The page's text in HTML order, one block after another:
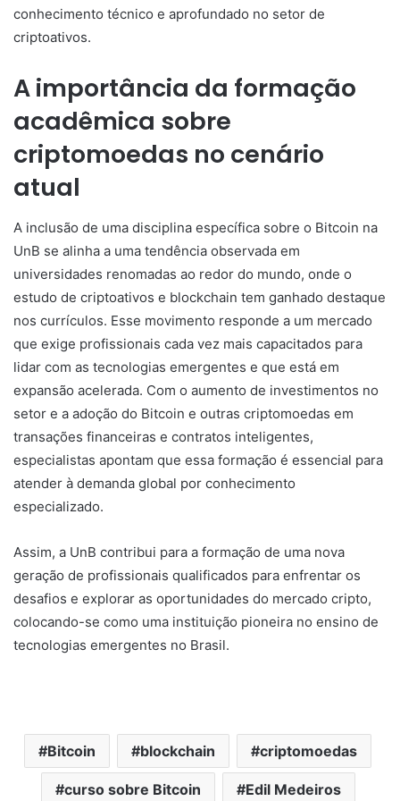
conhecimento técnico e aprofundado no setor de
criptoativos.
A importância da formação
acadêmica sobre
criptomoedas no cenário
atual
A inclusão de uma disciplina específica sobre o Bitcoin na
UnB se alinha a uma tendência observada em
universidades renomadas ao redor do mundo, onde o
estudo de criptoativos e blockchain tem ganhado destaque
nos currículos. Esse movimento responde a um mercado
que exige profissionais cada vez mais capacitados para
lidar com as tecnologias emergentes e que está em
expansão acelerada. Com o aumento de investimentos no
setor e a adoção do Bitcoin e outras criptomoedas em
transações financeiras e contratos inteligentes,
especialistas apontam que essa formação é essencial para
atender à demanda global por conhecimento
especializado.
Assim, a UnB contribui para a formação de uma nova
geração de profissionais qualificados para enfrentar os
desafios e explorar as oportunidades do mercado cripto,
colocando-se como uma instituição pioneira no ensino de
tecnologias emergentes no Brasil.
Bitcoin blockchain criptomoedas
curso sobre Bitcoin Edil Medeiros